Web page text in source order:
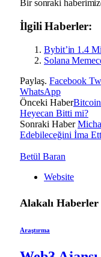
Bir sonraki
İlgili Haberler:
Bybit’in 1.4
Solana
Paylaş. Facebook
WhatsApp
Önceki HaberBitcoin
Heyecan Bitti mi?
Sonraki Haber
Edebileceğini İma
Betül Baran
Website
Alakalı Haberler
Araştırma